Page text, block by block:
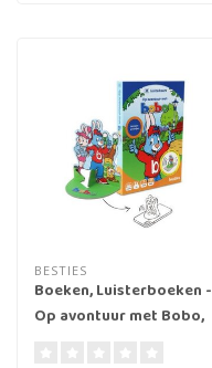
BESTIES
Boeken, Luisterboeken -
Op avontuur met Bobo,